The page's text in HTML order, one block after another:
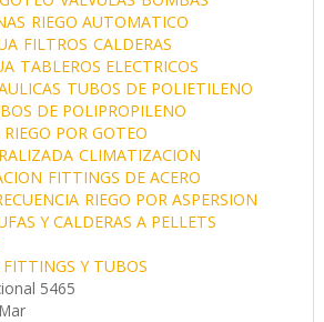
RIEGO AUTOMATICO
FILTROS CALDERAS
TABLEROS ELECTRICOS
TUBOS DE POLIETILENO
DE POLIPROPILENO
POR GOTEO
CLIMATIZACION
FITTINGS DE ACERO
RIEGO POR ASPERSION
Y CALDERAS A PELLETS
FITTINGS Y TUBOS
5465